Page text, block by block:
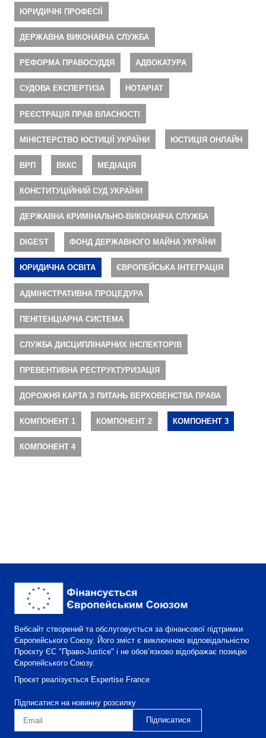
ЮРИДИЧНІ ПРОФЕСІЇ
ДЕРЖАВНА ВИКОНАВЧА СЛУЖБА
РЕФОРМА ПРАВОСУДДЯ АДВОКАТУРА
СУДОВА ЕКСПЕРТИЗА НОТАРІАТ
РЕЄСТРАЦІЯ ПРАВ ВЛАСНОСТІ
МІНІСТЕРСТВО ЮСТИЦІЇ УКРАЇНИ ЮСТИЦІЯ ОНЛАЙН
ВРП ВККС МЕДІАЦІЯ
КОНСТИТУЦІЙНИЙ СУД УКРАЇНИ
ДЕРЖАВНА КРИМІНАЛЬНО-ВИКОНАВЧА СЛУЖБА
DIGEST ФОНД ДЕРЖАВНОГО МАЙНА УКРАЇНИ
ЮРИДИЧНА ОСВІТА ЄВРОПЕЙСЬКА ІНТЕГРАЦІЯ
АДМІНІСТРАТИВНА ПРОЦЕДУРА
ПЕНІТЕНЦІАРНА СИСТЕМА
СЛУЖБА ДИСЦИПЛІНАРНИХ ІНСПЕКТОРІВ
ПРЕВЕНТИВНА РЕСТРУКТУРИЗАЦІЯ
ДОРОЖНЯ КАРТА З ПИТАНЬ ВЕРХОВЕНСТВА ПРАВА
КОМПОНЕНТ 1 КОМПОНЕНТ 2 КОМПОНЕНТ 3
КОМПОНЕНТ 4
Вебсайт створений та обслуговується за фінансової підтримки
Європейського Союзу. Його зміст є виключною відповідальністю
Проєкту ЄС "Право-Justice" і не обов’язково відображає позицію
Європейського Союзу.
Проєкт реалізується Expertise France
Підписатися на новинну розсилку